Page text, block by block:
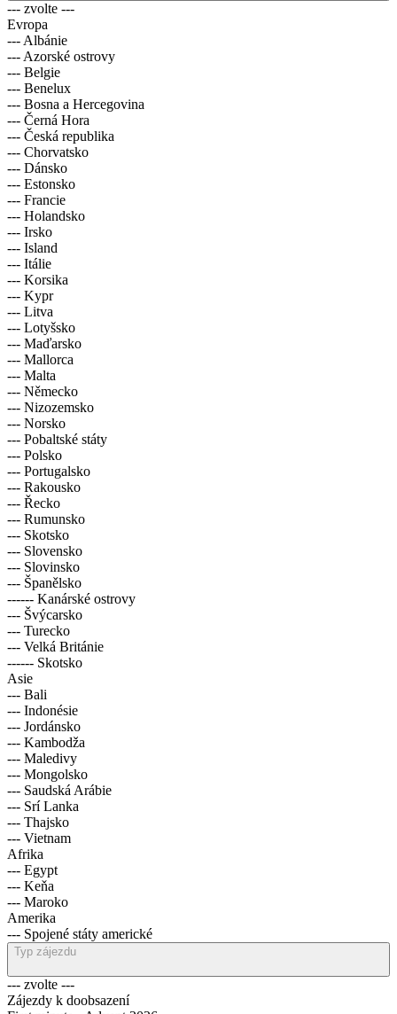
--- zvolte ---
Evropa
--- Albánie
--- Azorské ostrovy
--- Belgie
--- Benelux
--- Bosna a Hercegovina
--- Černá Hora
--- Česká republika
--- Chorvatsko
--- Dánsko
--- Estonsko
--- Francie
--- Holandsko
--- Irsko
--- Island
--- Itálie
--- Korsika
--- Kypr
--- Litva
--- Lotyšsko
--- Maďarsko
--- Mallorca
--- Malta
--- Německo
--- Nizozemsko
--- Norsko
--- Pobaltské státy
--- Polsko
--- Portugalsko
--- Rakousko
--- Řecko
--- Rumunsko
--- Skotsko
--- Slovensko
--- Slovinsko
--- Španělsko
------ Kanárské ostrovy
--- Švýcarsko
--- Turecko
--- Velká Británie
------ Skotsko
Asie
--- Bali
--- Indonésie
--- Jordánsko
--- Kambodža
--- Maledivy
--- Mongolsko
--- Saudská Arábie
--- Srí Lanka
--- Thajsko
--- Vietnam
Afrika
--- Egypt
--- Keňa
--- Maroko
Amerika
--- Spojené státy americké
Typ zájezdu
--- zvolte ---
Zájezdy k doobsazení